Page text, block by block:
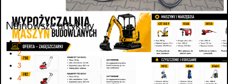
Najnowsze artykuły
1
2
3
4